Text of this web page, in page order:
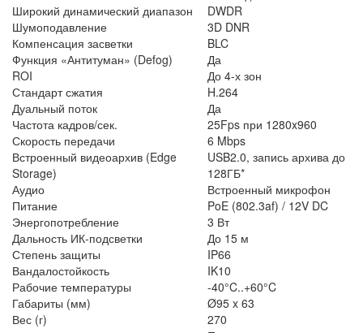
Широкий динамический диапазон
DWDR
Шумоподавление
3D DNR
Компенсация засветки
BLC
Функция «Антитуман» (Defog)
Да
ROI
До 4-х зон
Стандарт сжатия
H.264
Дуальный поток
Да
Частота кадров/сек.
25Fps при 1280x960
Скорость передачи
6 Mbps
Встроенный видеоархив (Edge
Storage)
USB2.0, запись архива до
128ГБ*
Аудио
Встроенный микрофон
Питание
PoE (802.3af) / 12V DC
Энергопотребление
3 Вт
Дальность ИК-подсветки
До 15 м
Степень защиты
IP66
Вандалостойкость
IK10
Рабочие температуры
-40°C..+60°C
Габариты (мм)
Ø95 x 63
Вес (г)
270